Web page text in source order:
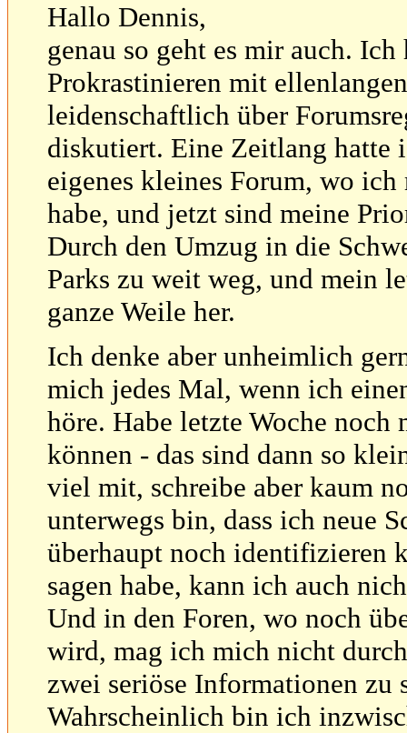
Hallo Dennis,
genau so geht es mir auch.
Prokrastinieren mit
leidenschaftlich über
diskutiert. Eine Zeitlang hatte
eigenes kleines Forum, wo
habe, und jetzt sind meine
Durch den Umzug in die
Parks zu weit weg, und mein
ganze Weile her.
Ich denke aber unheimlich
mich jedes Mal, wenn ich
höre. Habe letzte Woche noch
können - das sind dann so
viel mit, schreibe aber kaum
unterwegs bin, dass ich neue
überhaupt noch identifizieren
sagen habe, kann ich auch
Und in den Foren, wo noch
wird, mag ich mich nicht
zwei seriöse Informationen zu
Wahrscheinlich bin ich